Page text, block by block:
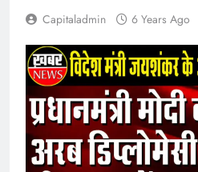
Capitaladmin 6 Years Ago